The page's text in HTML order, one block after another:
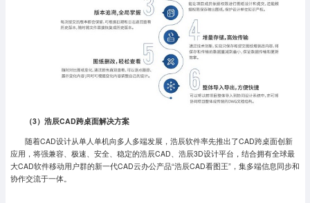
（3）浩辰CAD跨桌面解决方案
随着CAD设计从单人单机向多人多端发展，浩辰软件率先推出了CAD跨桌面创新
应用，将强兼容、极速、安全、稳定的浩辰CAD、浩辰3D设计平台，结合拥有全球最
大CAD软件移动用户群的新一代CAD云办公产品“浩辰CAD看图王”，集多端信息同步和
协作交流于一体。